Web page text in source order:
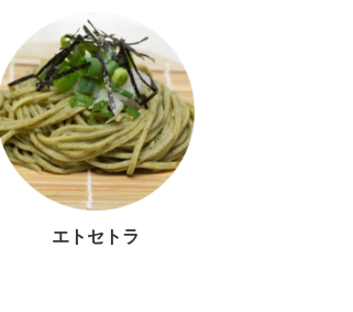
エトセトラ